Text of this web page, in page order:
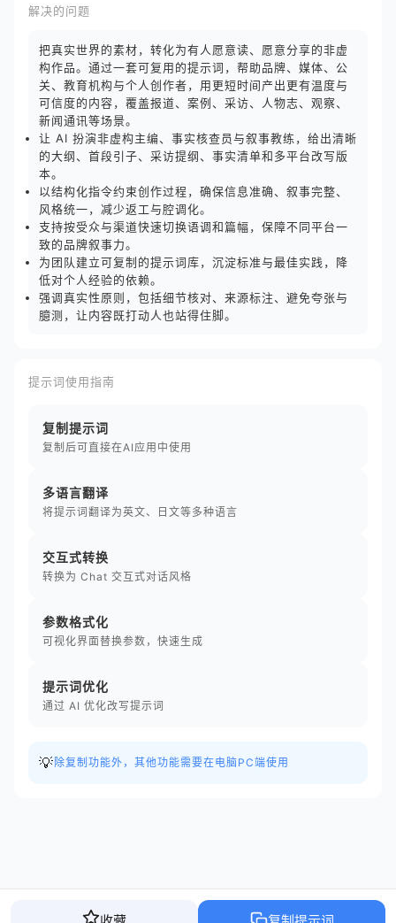
解决的问题
把真实世界的素材，转化为有人愿意读、愿意分享的非虚
构作品。通过一套可复用的提示词，帮助品牌、媒体、公
关、教育机构与个人创作者，用更短时间产出更有温度与
可信度的内容，覆盖报道、案例、采访、人物志、观察、
新闻通讯等场景。
让 AI 扮演非虚构主编、事实核查员与叙事教练，给出清晰
的大纲、首段引子、采访提纲、事实清单和多平台改写版
本。
以结构化指令约束创作过程，确保信息准确、叙事完整、
风格统一，减少返工与腔调化。
支持按受众与渠道快速切换语调和篇幅，保障不同平台一
致的品牌叙事力。
为团队建立可复制的提示词库，沉淀标准与最佳实践，降
低对个人经验的依赖。
强调真实性原则，包括细节核对、来源标注、避免夸张与
臆测，让内容既打动人也站得住脚。
提示词使用指南
复制提示词
复制后可直接在AI应用中使用
多语言翻译
将提示词翻译为英文、日文等多种语言
交互式转换
转换为 Chat 交互式对话风格
参数格式化
可视化界面替换参数，快速生成
提示词优化
通过 AI 优化改写提示词
💡 除复制功能外，其他功能需要在电脑PC端使用